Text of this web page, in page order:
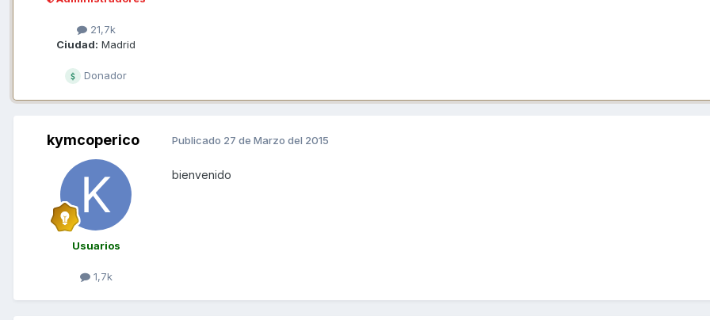
21,7k
Ciudad: Madrid
Donador
kymcoperico
Usuarios
1,7k
Publicado 27 de Marzo del 2015
bienvenido